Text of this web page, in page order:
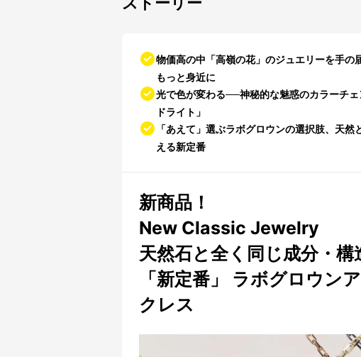
物価高の中「高嶺の花」のジュエリーを手
もっと身近に
光で色が変わる──神秘的な魅惑のカラーチ
ドライト」
「あえて」選ぶラボグロウンの選択肢、天
える新定番
新商品！
New Classic Jewelry
天然石と全く同じ成分・
「新定番」 ラボグロウン
クレス